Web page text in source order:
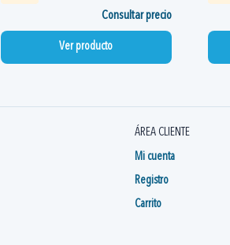
Consultar precio
Ver producto
ÁREA CLIENTE
Mi cuenta
Registro
Carrito